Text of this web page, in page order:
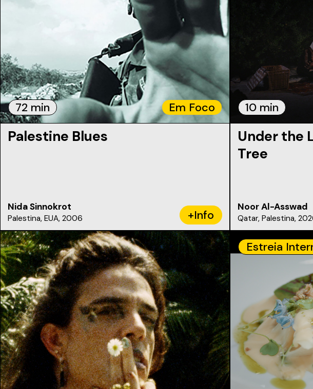
72 min Em Foco
Palestine Blues
Nida Sinnokrot
Palestina, EUA, 2006 +Info
10 min
Under the
Tree
Noor Al-Asswad
Qatar, Palestina,
Estreia